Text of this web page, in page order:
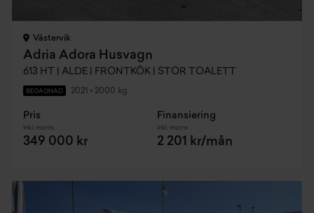
Västervik
Adria Adora Husvagn
613 HT | ALDE | FRONTKÖK | STOR TOALETT
BEGAGNAD 2021 • 2000 kg
Pris
Inkl. moms
349 000 kr
Finansiering
Inkl. moms
2 201 kr/mån